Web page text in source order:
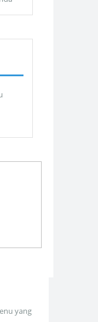
yang